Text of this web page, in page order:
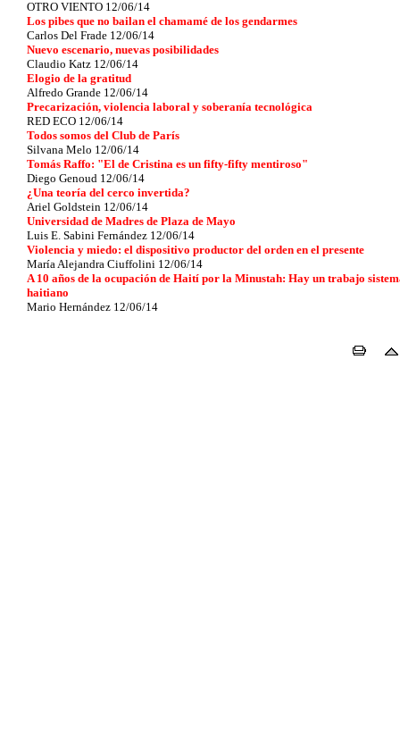
OTRO VIENTO 12/06/14
Los pibes que no bailan el chamamé de los gendarmes
Carlos Del Frade 12/06/14
Nuevo escenario, nuevas posibilidades
Claudio Katz 12/06/14
Elogio de la gratitud
Alfredo Grande 12/06/14
Precarización, violencia laboral y soberanía tecnológica
RED ECO 12/06/14
Todos somos del Club de París
Silvana Melo 12/06/14
Tomás Raffo: "El de Cristina es un fifty-fifty mentiroso"
Diego Genoud 12/06/14
¿Una teoría del cerco invertida?
Ariel Goldstein 12/06/14
Universidad de Madres de Plaza de Mayo
Luis E. Sabini Fernández 12/06/14
Violencia y miedo: el dispositivo productor del orden en el presente
María Alejandra Ciuffolini 12/06/14
A 10 años de la ocupación de Haití por la Minustah: Hay un trabajo
haitiano
Mario Hernández 12/06/14